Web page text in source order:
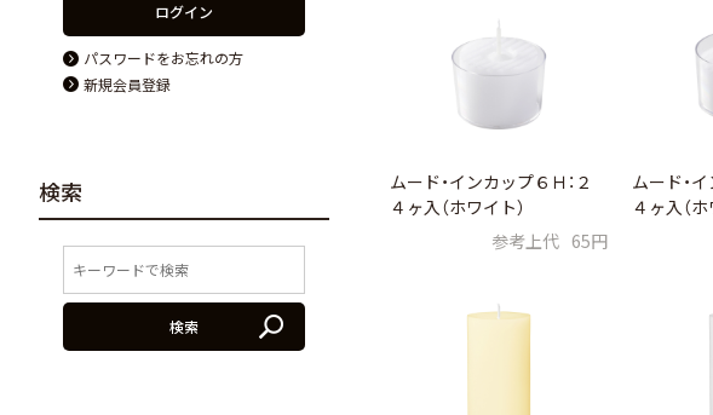
ムード・インカップ６Ｈ：２
４ヶ入（ホワイト）
参考上代 65円
ムード・
４ヶ入（ホ
ログイン
パスワードをお忘れの方
新規会員登録
検索
検索